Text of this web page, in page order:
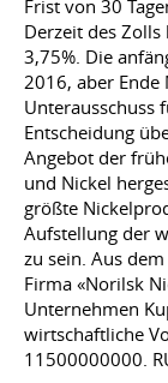
Frist von 30
Derzeit des
3,75%. Die
2016, aber Ende
Unterausschuss
Entscheidung
Angebot der
und Nickel
größte
Aufstellung der
zu sein. Aus
Firma «Norilsk
Unternehmen
wirtschaftliche
11500000000.